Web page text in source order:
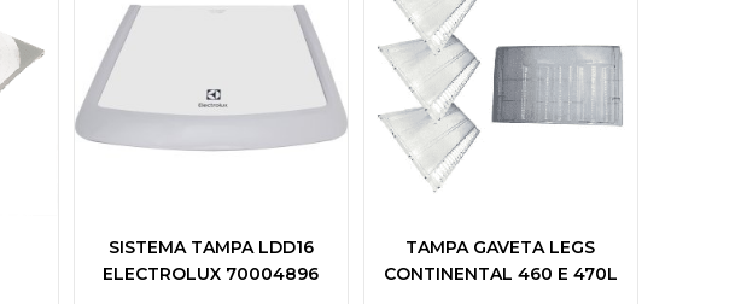
SISTEMA TAMPA LDD16
ELECTROLUX 70004896
TAMPA GAVETA LEGS
CONTINENTAL 460 E 470L